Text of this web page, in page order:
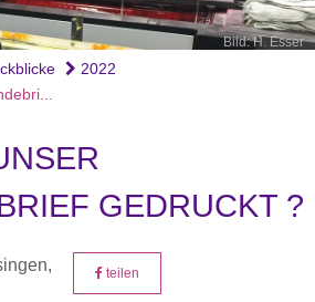
Bild: H. Esser
Bild: H. Esser
2022
GEDRUCKT ?
teilen